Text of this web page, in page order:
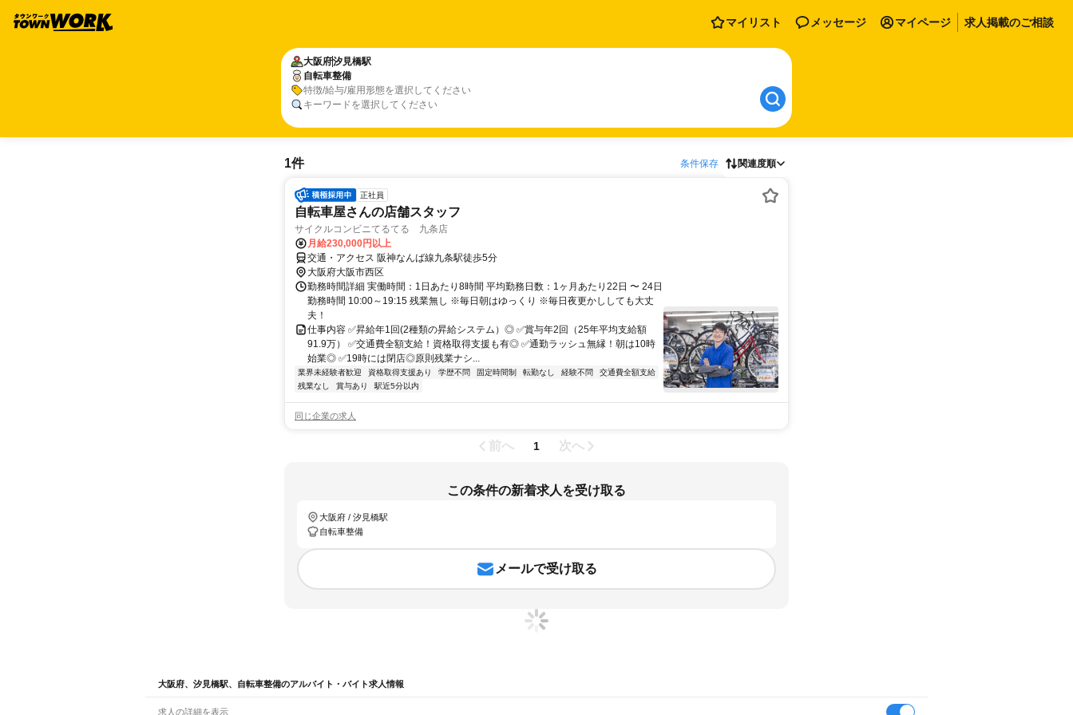
マイリスト メッセージ マイページ 求人掲載のご相談
大阪府汐見橋駅
自転車整備
特徴/給与/雇用形態を選択してください
キーワードを選択してください
1件 条件保存 関連度順
正社員
自転車屋さんの店舗スタッフ
サイクルコンビニてるてる 九条店
月給230,000円以上
交通・アクセス 阪神なんば線九条駅徒歩5分
大阪府大阪市西区
勤務時間詳細 実働時間：1日あたり8時間 平均勤務日数：1ヶ月あたり22日 〜 24日
勤務時間 10:00～19:15 残業無し ※毎日朝はゆっくり ※毎日夜更かししても大丈
夫！
仕事内容 ✅昇給年1回(2種類の昇給システム）◎ ✅賞与年2回（25年平均支給額
91.9万） ✅交通費全額支給！資格取得支援も有◎ ✅通勤ラッシュ無縁！朝は10時
始業◎ ✅19時には閉店◎原則残業ナシ...
業界未経験者歓迎 資格取得支援あり 学歴不問 固定時間制 転勤なし 経験不問
交通費全額支給
残業なし
賞与あり 駅近5分以内
同じ企業の求人
前へ 1 次へ
この条件の新着求人を受け取る
大阪府 / 汐見橋駅
自転車整備
メールで受け取る
大阪府、汐見橋駅、自転車整備のアルバイト・バイト求人情報
求人の詳細を表示